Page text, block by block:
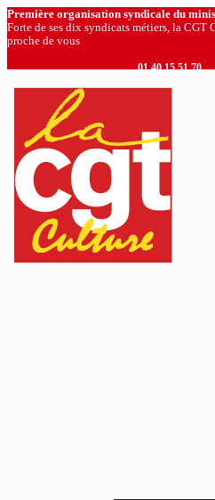
Première organisation syndicale du
Forte de ses dix syndicats métiers, la CGT
proche de vous
01 40 15 51 70